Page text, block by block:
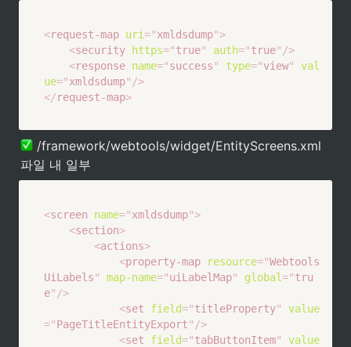
<request-map uri="xmldsdump">
<security https="true" auth="true" />
<response name="success" type="view"
val
ue="xmldsdump" />
</request-map>
/framework/webtools/widget/EntityScreens.xml
파일 내 일부
<screen name="xmldsdump">
<section>
<actions>
<property-map resource="Webtools
UiLabels" map-name="uiLabelMap" global="tru
e" />
<set field="titleProperty"
value
="PageTitleEntityExport" />
<set field="tabButtonItem"
value